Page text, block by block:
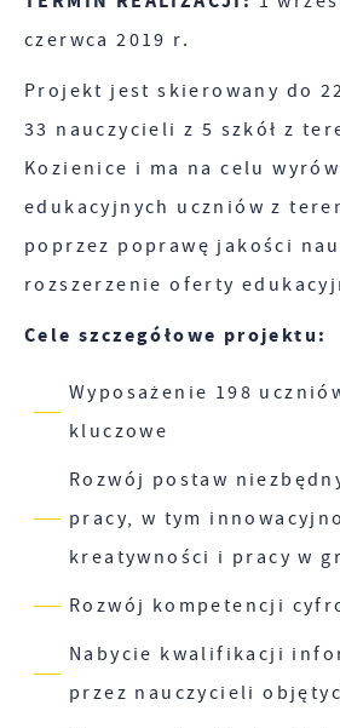
czerwca 2019 r.
Projekt jest skierowany do
33 nauczycieli z 5 szkół z
Kozienice i ma na celu
edukacyjnych uczniów z
poprzez poprawę jakości
rozszerzenie oferty
Cele szczegółowe projektu:
Wyposażenie 198
kluczowe
Rozwój postaw
pracy, w tym
kreatywności i pracy w
Rozwój kompetencji
Nabycie kwalifikacji
przez nauczycieli
odwiedzane są nasze serwisy
nam na ocenę naszych
pod względem ich popularności
przetwarzane w formie
Wyrażenie zgody na analityczne
gwarantuje dostępność
funkcjonalności.
Reklamowe
Dzięki reklamowym plikom
Ci najciekawsze informacje i
stronach naszych partnerów.
Promocyjne pliki cookies służą
Ci naszych komunikatów na
dotyczących przeglądanej
Treści promocyjne mogą pojawić
partnerami oraz innych
działają w charakterze
Więcej